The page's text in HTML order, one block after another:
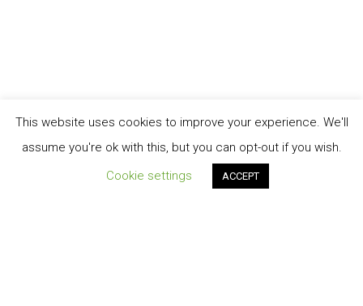
This website uses cookies to improve your experience. We'll
assume you're ok with this, but you can opt-out if you wish.
Cookie settings
ACCEPT